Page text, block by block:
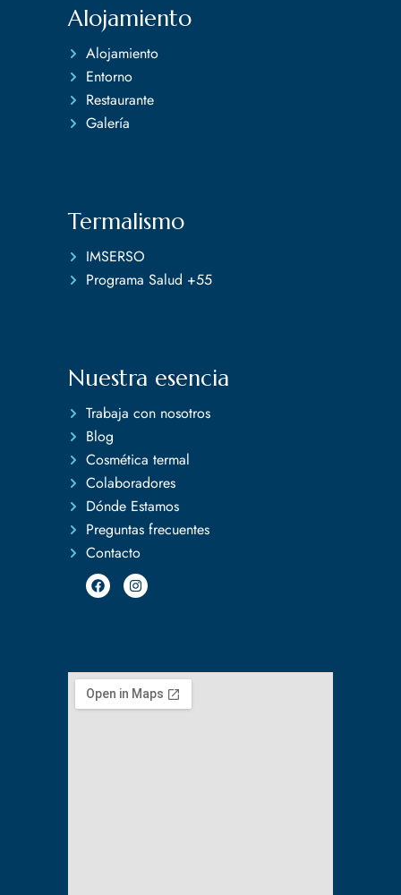
Alojamiento
Alojamiento
Entorno
Restaurante
Galería
Termalismo
IMSERSO
Programa Salud +55
Nuestra esencia
Trabaja con nosotros
Blog
Cosmética termal
Colaboradores
Dónde Estamos
Preguntas frecuentes
Contacto